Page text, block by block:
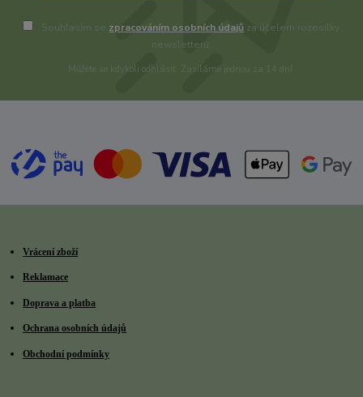
Souhlasím se zpracováním osobních údajů za účelem rozesílky
newsletteru.
Můžete se kdykoli odhlásit. Zasíláme jednou za 14 dní.
Vrácení zboží
Reklamace
Doprava a platba
Ochrana osobních údajů
Obchodní podmínky